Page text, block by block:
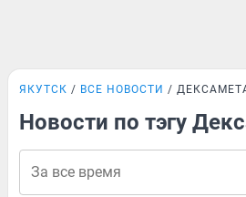
ЯКУТСК ВСЕ НОВОСТИ
Новости по тэгу